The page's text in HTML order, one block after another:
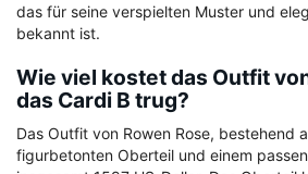
das für seine verspielten Muster und
bekannt ist.
Wie viel kostet das Outfit
das Cardi B trug?
Das Outfit von Rowen Rose, bestehend
figurbetonten Oberteil und einem